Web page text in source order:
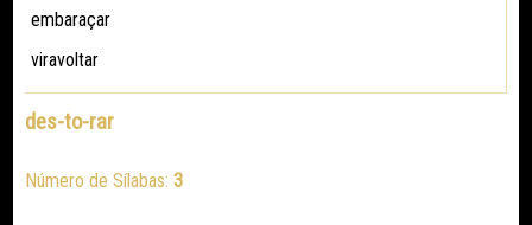
embaraçar
viravoltar
des-to-rar
Número de Sílabas:3